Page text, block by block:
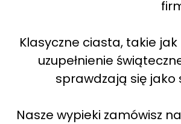
Klasyczne ciasta, takie
uzupełnienie
sprawdzają się jako
Nasze wypieki zamówisz